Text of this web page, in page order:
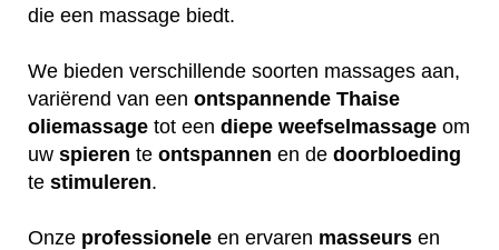
die een massage biedt.
We bieden verschillende soorten massages aan,
variërend van een ontspannende Thaise
oliemassage tot een diepe weefselmassage om
uw spieren te ontspannen en de doorbloeding
te stimuleren.
Onze professionele en ervaren masseurs en